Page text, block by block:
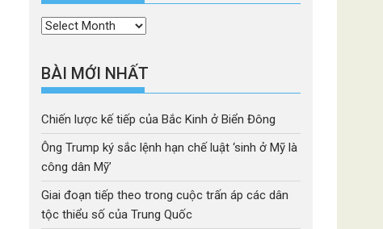
Thời
BÀI MỚI NHẤT
Chiến lược kế tiếp của Bắc Kinh ở Biển Đông
Ông Trump ký sắc lệnh hạn chế luật ‘sinh ở Mỹ là
công dân Mỹ’
Giai đoạn tiếp theo trong cuộc trấn áp các dân
tộc thiểu số của Trung Quốc